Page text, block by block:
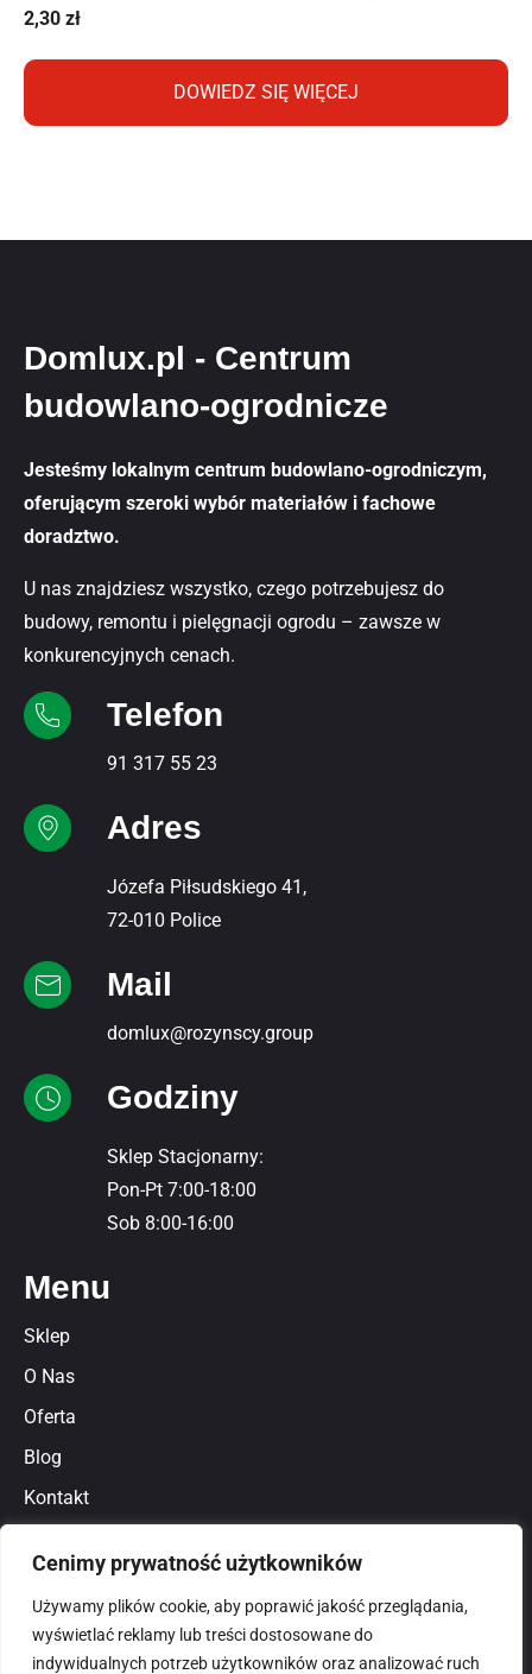
Cenimy prywatność użytkowników
Używamy plików cookie, aby poprawić jakość przeglądania,
wyświetlać reklamy lub treści dostosowane do
indywidualnych potrzeb użytkowników oraz analizować ruch
2,30 zł
DOWIEDZ SIĘ WIĘCEJ
Domlux.pl - Centrum
budowlano-ogrodnicze
Jesteśmy lokalnym centrum budowlano-ogrodniczym,
oferującym szeroki wybór materiałów i fachowe
doradztwo.
U nas znajdziesz wszystko, czego potrzebujesz do
budowy, remontu i pielęgnacji ogrodu – zawsze w
konkurencyjnych cenach.
Telefon
91 317 55 23
Adres
Józefa Piłsudskiego 41,
72-010 Police
Mail
domlux@rozynscy.group
Godziny
Sklep Stacjonarny:
Pon-Pt 7:00-18:00
Sob 8:00-16:00
Menu
Sklep
O Nas
Oferta
Blog
Kontakt
Polityka prywatności